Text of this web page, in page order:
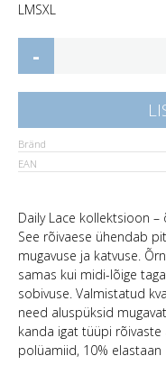
LMSXL
-
Bränd
EAN
Daily Lace kollektsioon
See rõivaese ühendab
mugavuse ja katvuse.
samas kui midi-lõige
sobivuse. Valmistatud
need aluspüksid
kanda igat tüüpi rõivaste
polüamiid, 10% elastaan